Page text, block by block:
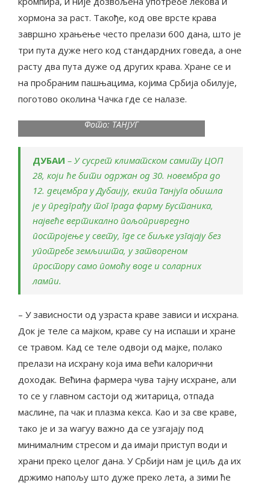
хормона за раст. Такође, код ове врсте крава
завршно храњење често прелази 600 дана, што је
три пута дуже него код стандардних говеда, а оне
расту два пута дуже од других крава. Хране се и
на пробраним пашњацима, којима Србија обилује,
поготово околина Чачка где се налазе.
Фото: ТАНЈУГ
ДУБАИ – У сусрет климатском самиту ЦОП
28, који ће бити одржан од 30. новембра до
12. децембра у Дубаију, екипа Танјуга обишла
је у предграђу тог града фарму Бустаника,
највеће вертикално пољопривредно
постројење у свету, где се биљке узгајају без
употребе земљишта, у затвореном
простору само помоћу воде и соларних
лампи.
– У зависности од узраста краве зависи и исхрана.
Док је теле са мајком, краве су на испаши и хране
се травом. Кад се теле одвоји од мајке, полако
прелази на исхрану која има већи калорични
доходак. Већина фармера чува тајну исхране, али
то се у главном састоји од житарица, отпада
маслине, па чак и плазма кекса. Као и за све краве,
тако је и за wагyу важно да се узгајају под
минималним стресом и да имаји приступ води и
храни преко целог дана. У Србији нам је циљ да их
држимо напољу што дуже преко лета, а зими ће